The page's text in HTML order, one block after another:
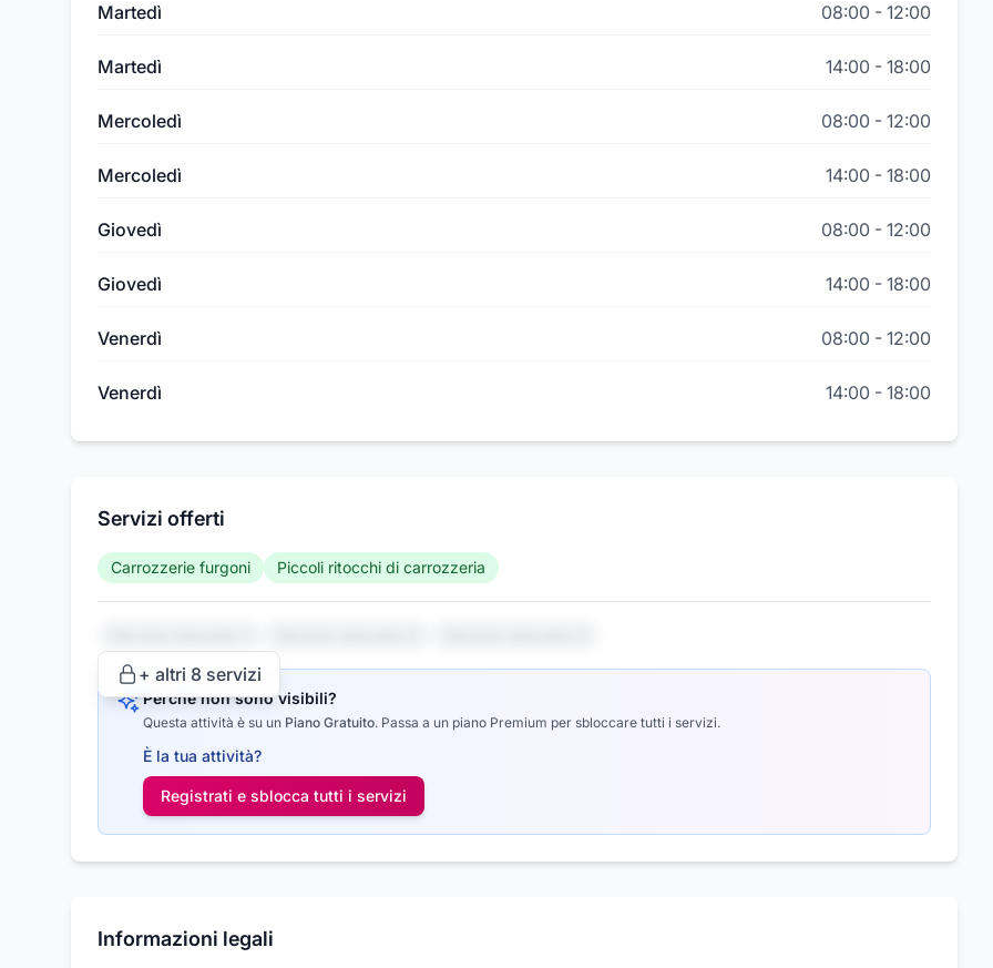
Martedì 08:00 - 12:00
Martedì 14:00 - 18:00
Mercoledì 08:00 - 12:00
Mercoledì 14:00 - 18:00
Giovedì 08:00 - 12:00
Giovedì 14:00 - 18:00
Venerdì 08:00 - 12:00
Venerdì 14:00 - 18:00
Servizi offerti
Carrozzerie furgoni Piccoli ritocchi di carrozzeria
+ altri 8 servizi
Perché non sono visibili?
Questa attività è su un Piano Gratuito. Passa a un piano Premium per sbloccare tutti i servizi.
È la tua attività?
Registrati e sblocca tutti i servizi
Informazioni legali